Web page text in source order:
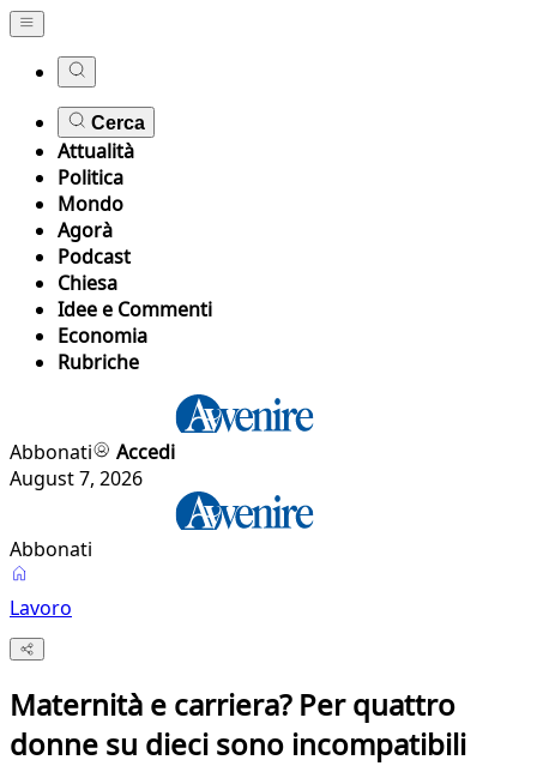
Cerca
Attualità
Politica
Mondo
Agorà
Podcast
Chiesa
Idee e Commenti
Economia
Rubriche
Abbonati
Accedi
August 7, 2026
Abbonati
Lavoro
Maternità e carriera? Per quattro
donne su dieci sono incompatibili